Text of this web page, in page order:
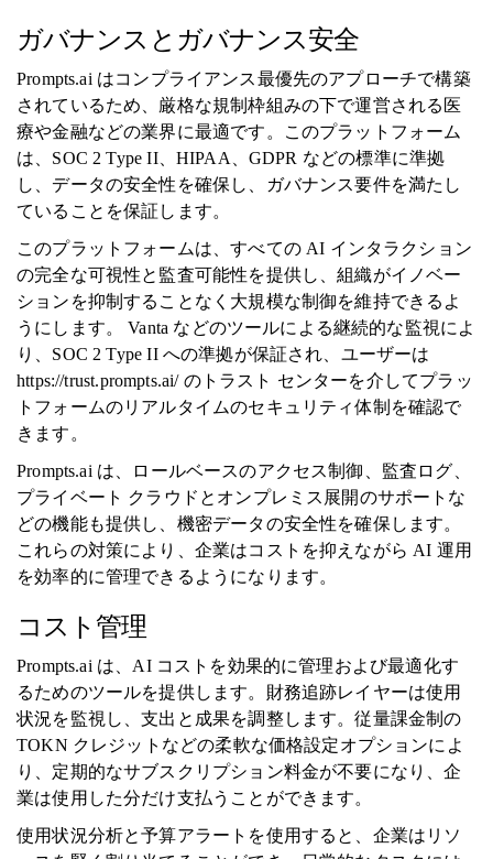
ガバナンスとガバナンス安全
Prompts.ai はコンプライアンス最優先のアプローチで構築
されているため、厳格な規制枠組みの下で運営される医
療や金融などの業界に最適です。このプラットフォーム
は、SOC 2 Type II、HIPAA、GDPR などの標準に準拠
し、データの安全性を確保し、ガバナンス要件を満たし
ていることを保証します。
このプラットフォームは、すべての AI インタラクション
の完全な可視性と監査可能性を提供し、組織がイノベー
ションを抑制することなく大規模な制御を維持できるよ
うにします。 Vanta などのツールによる継続的な監視によ
り、SOC 2 Type II への準拠が保証され、ユーザーは
https://trust.prompts.ai/ のトラスト センターを介してプラッ
トフォームのリアルタイムのセキュリティ体制を確認で
きます。
Prompts.ai は、ロールベースのアクセス制御、監査ログ、
プライベート クラウドとオンプレミス展開のサポートな
どの機能も提供し、機密データの安全性を確保します。
これらの対策により、企業はコストを抑えながら AI 運用
を効率的に管理できるようになります。
コスト管理
Prompts.ai は、AI コストを効果的に管理および最適化す
るためのツールを提供します。財務追跡レイヤーは使用
状況を監視し、支出と成果を調整します。従量課金制の
TOKN クレジットなどの柔軟な価格設定オプションによ
り、定期的なサブスクリプション料金が不要になり、企
業は使用した分だけ支払うことができます。
使用状況分析と予算アラートを使用すると、企業はリソ